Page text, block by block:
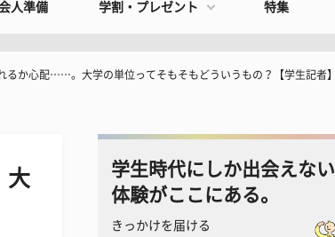
人準備 学割・プレゼント 特集
るか心配……。大学の単位ってそもそもどういうもの？【学生記者】
大
学生時代にしか出会えない
体験がここにある。
きっかけを届ける